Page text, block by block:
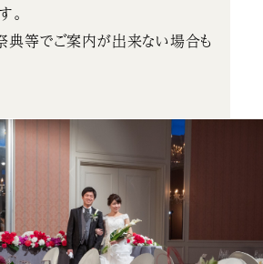
。
等でご案内が出来ない場合も